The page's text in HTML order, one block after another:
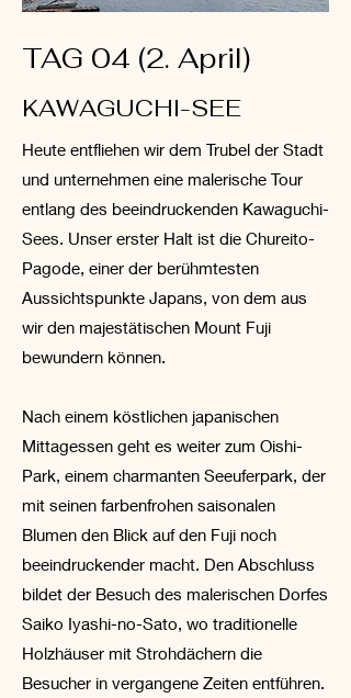
TAG 04 (2. April)
KAWAGUCHI-SEE
Heute entfliehen wir dem Trubel der Stadt
und unternehmen eine malerische Tour
entlang des beeindruckenden Kawaguchi-
Sees. Unser erster Halt ist die Chureito-
Pagode, einer der berühmtesten
Aussichtspunkte Japans, von dem aus
wir den majestätischen Mount Fuji
bewundern können.
Nach einem köstlichen japanischen
Mittagessen geht es weiter zum Oishi-
Park, einem charmanten Seeuferpark, der
mit seinen farbenfrohen saisonalen
Blumen den Blick auf den Fuji noch
beeindruckender macht. Den Abschluss
bildet der Besuch des malerischen Dorfes
Saiko Iyashi-no-Sato, wo traditionelle
Holzhäuser mit Strohdächern die
Besucher in vergangene Zeiten entführen.